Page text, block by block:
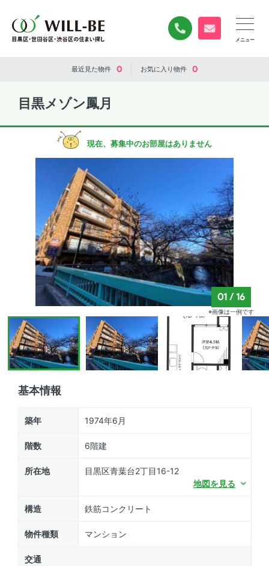
0120-840-834
無料お問い合
最近見た物件 0 お気に入り物件 0
目黒メゾン鳳月
現在、募集中のお部屋はありません
基本情報
築年 1974年6月
階数 6階建
所在地
目黒区青葉台2丁目16-12
地図を見る
構造 鉄筋コンクリート
物件種類 マンション
交通
01 /16
※画像は一例です